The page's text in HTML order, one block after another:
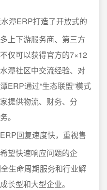
潭ERP打造了开放式的
上下游服务商、第三方
仅可以获得官方的7×12
潭社区中交流经验、对
ERP通过“生态联盟”模式
提供物流、财务、分
。
回复速度快，重视售
望快速响应问题的企
生命周期服务和行业解
长型和大型企业。